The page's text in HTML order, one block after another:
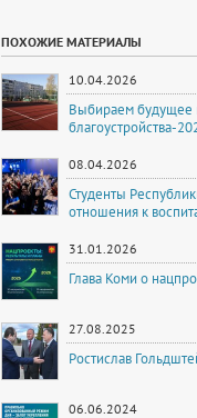
ПОХОЖИЕ МАТЕРИАЛЫ
10.04.2026
Выбираем будущее
благоустройства-
08.04.2026
Студенты
отношения к
31.01.2026
Глава Коми о
27.08.2025
Ростислав
06.06.2024